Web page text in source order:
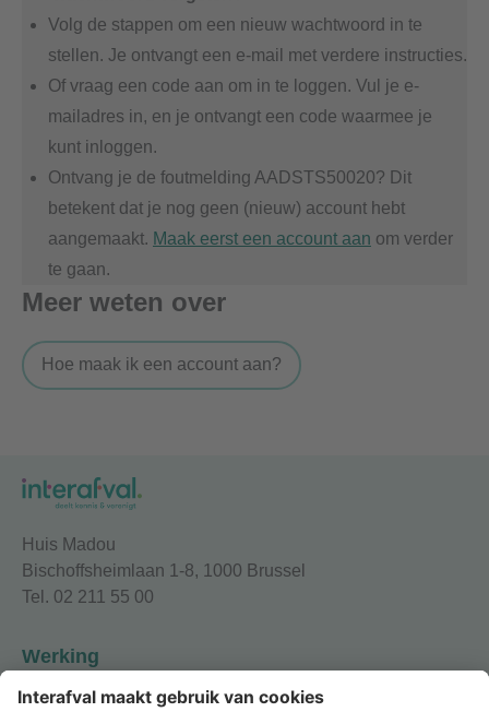
Volg de stappen om een nieuw wachtwoord in te
stellen. Je ontvangt een e-mail met verdere instructies.
Of vraag een code aan om in te loggen. Vul je e-
mailadres in, en je ontvangt een code waarmee je
kunt inloggen.
Ontvang je de foutmelding AADSTS50020? Dit
betekent dat je nog geen (nieuw) account hebt
aangemaakt. Maak eerst een account aan om verder
te gaan.
Meer weten over
Hoe maak ik een account aan?
Huis Madou
Bischoffsheimlaan 1-8, 1000 Brussel
Tel. 02 211 55 00
Werking
Onze leden